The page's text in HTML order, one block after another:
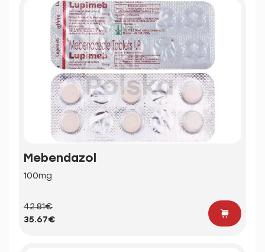
Mebendazol
100mg
42.81€
35.67€